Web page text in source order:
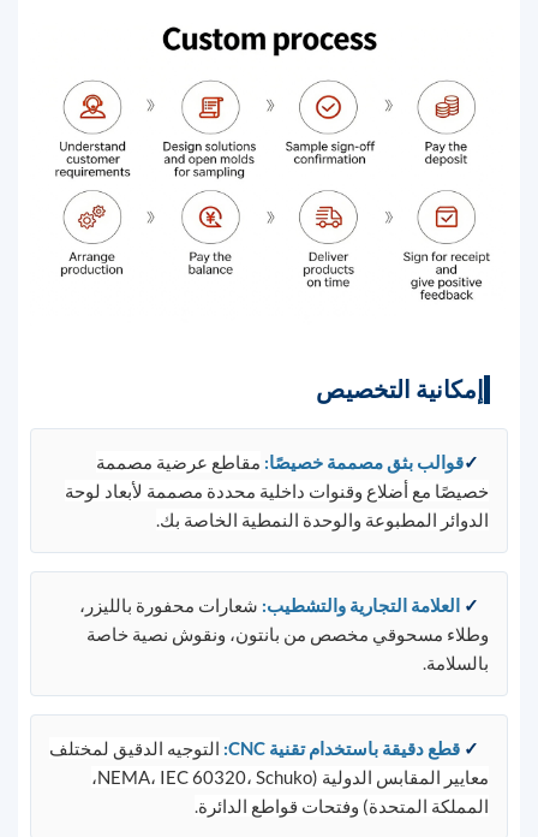
إمكانية التخصيص
✓قوالب بثق مصممة خصيصًا: مقاطع عرضية مصممة
خصيصًا مع أضلاع وقنوات داخلية محددة مصممة لأبعاد لوحة
الدوائر المطبوعة والوحدة النمطية الخاصة بك.
✓ العلامة التجارية والتشطيب: شعارات محفورة بالليزر،
وطلاء مسحوقي مخصص من بانتون، ونقوش نصية خاصة
بالسلامة.
✓ قطع دقيقة باستخدام تقنية CNC : التوجيه الدقيق لمختلف
معايير المقابس الدولية (NEMA، IEC 60320، Schuko،
المملكة المتحدة) وفتحات قواطع الدائرة.